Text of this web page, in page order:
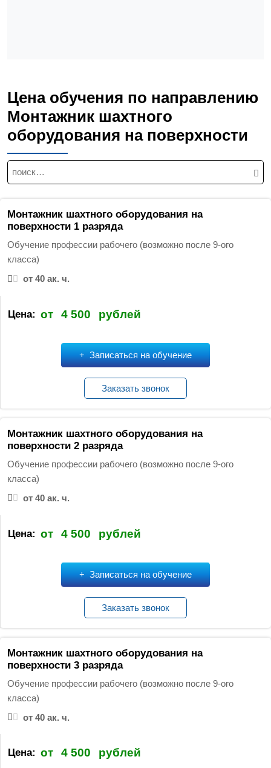
Цена обучения по направлению
Монтажник шахтного
оборудования на поверхности
Н
а
т
и
Монтажник шахтного оборудования на
поверхности 1 разряда
Обучение профессии рабочего (возможно после 9-ого
класса)
от 40 ак. ч.
Цена: от 4 500 рублей
Записаться на обучение
Заказать звонок
Монтажник шахтного оборудования на
поверхности 2 разряда
Обучение профессии рабочего (возможно после 9-ого
класса)
от 40 ак. ч.
Цена: от 4 500 рублей
Записаться на обучение
Заказать звонок
Монтажник шахтного оборудования на
поверхности 3 разряда
Обучение профессии рабочего (возможно после 9-ого
класса)
от 40 ак. ч.
Цена: от 4 500 рублей